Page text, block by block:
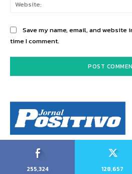
Save my name, email, and
time I comment.
255,324
128,657